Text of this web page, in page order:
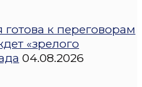
к переговорам
«зрелого
04.08.2026